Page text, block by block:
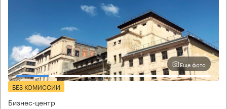
Еще фото
БЕЗ КОМИССИИ
Бизнес-центр